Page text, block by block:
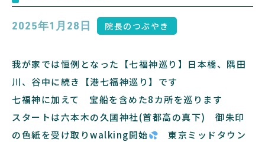
2025年1月28日 院長のつぶやき
我が家では恒例となった【七福神巡り】日本橋、隅田
川、谷中に続き【港七福神巡り】です
七福神に加えて 宝船を含めた8カ所を巡ります
スタートは六本木の久國神社(首都高の真下) 御朱印
の色紙を受け取りwalking開始
東京ミッドタウン